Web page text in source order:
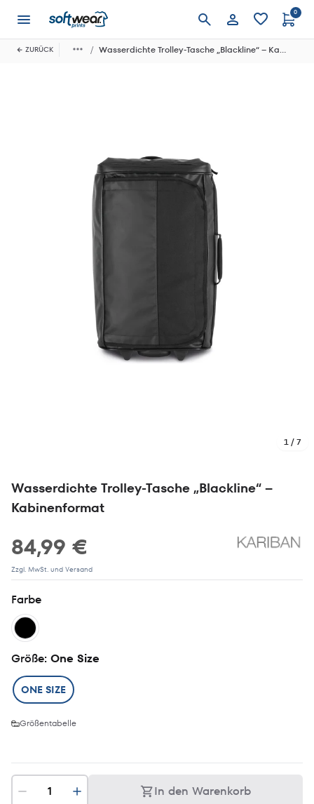
Anmelden
0
ZURÜCK Wasserdichte Trolley-Tasche „Blackline“ – Kabinenformat
1 / 7
Wasserdichte Trolley-Tasche „Blackline“ –
Kabinenformat
84,99 €
Zzgl. MwSt. und Versand
Farbe
Größe: One Size
ONE SIZE
Größentabelle
In den Warenkorb